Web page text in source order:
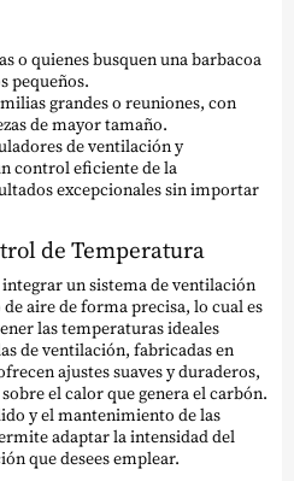
o quienes busquen una barbacoa
pequeños.
grandes o reuniones, con
de mayor tamaño.
de ventilación y
control eficiente de la
excepcionales sin importar
de Temperatura
un sistema de ventilación
aire de forma precisa, lo cual es
las temperaturas ideales
de ventilación, fabricadas en
ajustes suaves y duraderos,
el calor que genera el carbón.
y el mantenimiento de las
adaptar la intensidad del
que desees emplear.